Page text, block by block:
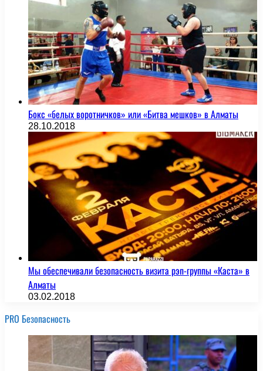
Бокс «белых воротничков» или «Битва мешков» в Алматы
28.10.2018
Мы обеспечивали безопасность визита рэп-группы «Каста» в
Алматы
03.02.2018
PRO Безопасность